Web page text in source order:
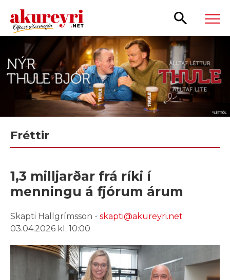
Leita
Fréttir
1,3 milljarðar frá ríki í
menningu á fjórum árum
Skapti Hallgrímsson - skapti@akureyri.net
03.04.2026 kl. 10:00